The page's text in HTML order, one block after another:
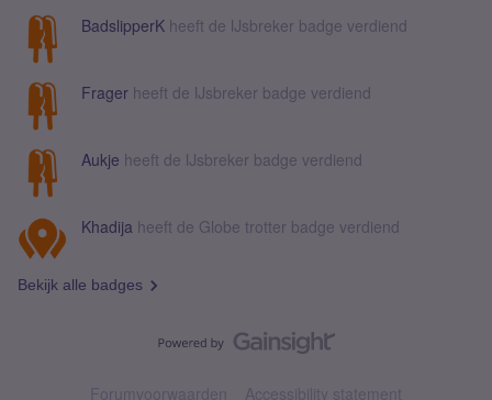
BadslipperK heeft de IJsbreker badge verdiend
Frager heeft de IJsbreker badge verdiend
Aukje heeft de IJsbreker badge verdiend
Khadija heeft de Globe trotter badge verdiend
Bekijk alle badges
Forumvoorwaarden Accessibility statement